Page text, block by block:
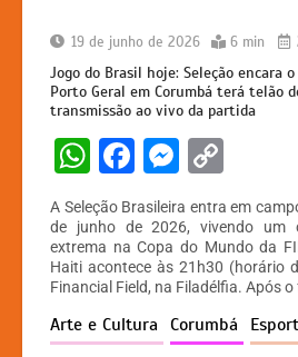
19 de junho de 2026 6 min
Jogo do Brasil hoje: Seleção encara
Porto Geral em Corumbá terá telão
transmissão ao vivo da partida
W
h
at
s
A
p
F
c
e
b
o
M
s
s
e
n
p
y
Li
n
A Seleção Brasileira entra em
de junho de 2026, vivendo um
extrema na Copa do Mundo da
Haiti acontece às 21h30 (horário
Financial Field, na Filadélfia. Após
Arte e Cultura Corumbá